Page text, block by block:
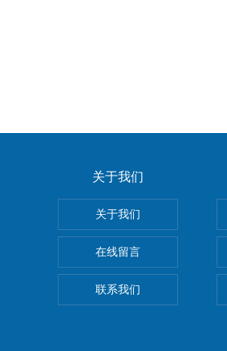
关于我们
关于我们
在线留言
联系我们